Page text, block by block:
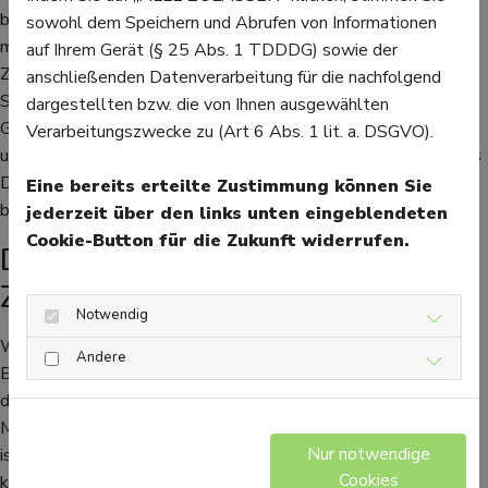
bezeichnet, heute sind von diesem Typ Diabetes auch immer
mehr jüngere Menschen betroffen. Die Insulinresistenz der
Zellen kann, wenn Diabetes Typ 2 nicht behandelt wird, zu
Sehstörungen bis zur Erblindung führen, sowie zu Schäden an
Gewebe und Nerven, die schlecht heilende Wunden an Füßen
und Unterschenkeln nach sich ziehen können. Eine Therapie des
Diabetes beinhaltet einen gesünderen Lebensstil und
blutzuckersenkende Medikamente.
Diabetes Typ 1: Stark steigende
Zahlen
Wichtig für alle Patienten ist auf jeden Fall die richtige
Beratung, Behandlung und Therapie. Vor allem im Hinblick
darauf, dass sich laut einer Lancet-Studie die Zahlen der
Menschen mit Typ-1-Diabetes bis 2040 verdoppeln könnten,
ist es daher wichtig, die Infrastruktur dafür auszubauen. Es wird
künftig nötig sein, noch mehr Experten für Diabetes Typ 1 zu
sowohl dem Speichern und Abrufen von Informationen
auf Ihrem Gerät (§ 25 Abs. 1 TDDDG) sowie der
anschließenden Datenverarbeitung für die nachfolgend
dargestellten bzw. die von Ihnen ausgewählten
Verarbeitungszwecke zu (Art 6 Abs. 1 lit. a. DSGVO).
Eine bereits erteilte Zustimmung können Sie
jederzeit über den links unten eingeblendeten
Cookie-Button für die Zukunft widerrufen.
Notwendig
Andere
Nur notwendige
Cookies